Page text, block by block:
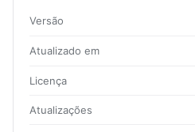
Versão
Atualizado em
Licença
Atualizações